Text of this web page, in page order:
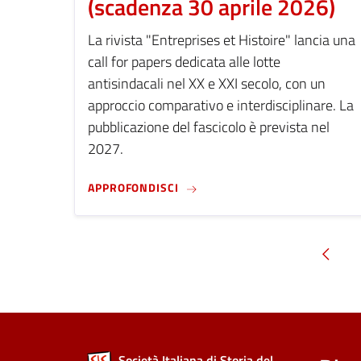
La rivista "Entreprises et Histoire" lancia una
call for papers dedicata alle lotte
antisindacali nel XX e XXI secolo, con un
approccio comparativo e interdisciplinare. La
pubblicazione del fascicolo è prevista nel
2027.
APPROFONDISCI CFP - REGARDS CROISÉS SUR